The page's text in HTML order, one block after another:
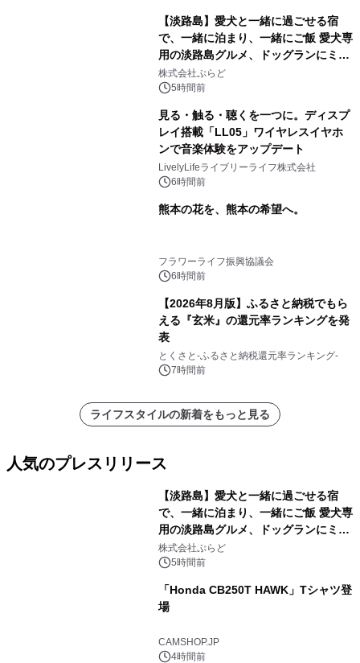
【淡路島】愛犬と一緒に過ごせる宿
で、一緒に泊まり、一緒にご飯 愛犬専
用の淡路島グルメ、ドッグランにミニ
プール グランピングとトレーラーハウ
スの2施設で
株式会社ぷらど
5時間前
見る・触る・聴くを一つに。ディスプ
レイ搭載「LL05」ワイヤレスイヤホ
ンで音楽体験をアップデート
LivelyLifeライブリーライフ株式会社
6時間前
熊本の花を、熊本の希望へ。
フラワーライフ振興協議会
6時間前
【2026年8月版】ふるさと納税でもら
える『玄米』の還元率ランキングを発
表
とくさと-ふるさと納税還元率ランキング-
7時間前
ライフスタイルの新着をもっと見る
人気のプレスリリース
【淡路島】愛犬と一緒に過ごせる宿
で、一緒に泊まり、一緒にご飯 愛犬専
用の淡路島グルメ、ドッグランにミニ
プール グランピングとトレーラーハウ
スの2施設で
株式会社ぷらど
5時間前
「Honda CB250T HAWK」Tシャツ登
場
CAMSHOP.JP
4時間前